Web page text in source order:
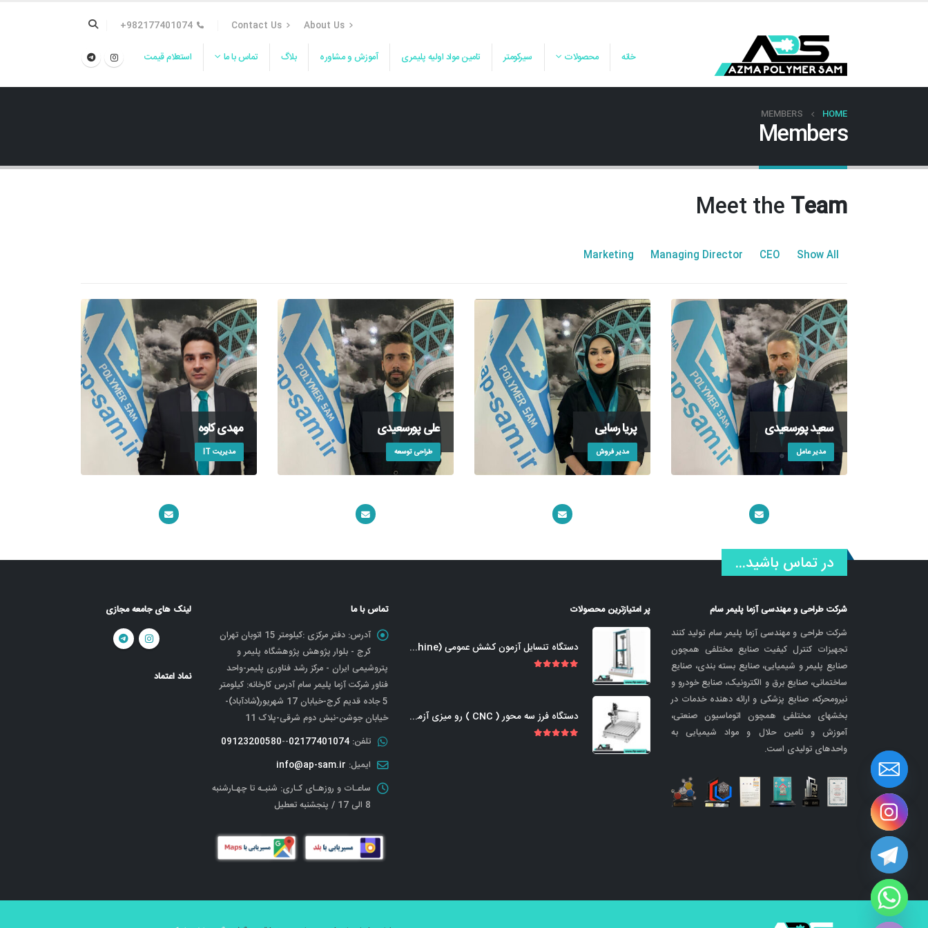
About Us
Contact Us
982177401074+
خانه محصولات سیرکومتر تامین مواد اولیه پلیمری آموزش و مشاوره بلاگ تماس با ما استعلام قیمت
HOME
MEMBERS
Members
Meet theTeam
Show All
CEO
Managing Director
Marketing
سعید پورسعیدی
مدیر عامل
پریا رسایی
مدیر فروش
علی پورسعیدی
طراحی توسعه
مهدی کاوه
مدیریت IT
در تماس باشید...
شرکت طراحی و مهندسی آزما پلیمر سام
شرکت طراحی و مهندسی آزما پلیمر سام تولید کنند
تجهیزات کنترل کیفیت صنایع مختلفی همچون
صنایع پلیمر و شیمیایی، صنایع بسته بندی، صنایع
ساختمانی، صنایع برق و الکترونیک، صنایع خودرو و
نیرومحرکه، صنایع پزشکی و ارائه دهنده خدمات در
بخشهای مختلفی همچون اتوماسیون صنعتی،
آموزش و تامین حلال و مواد شیمیایی به
واحدهای تولیدی است.
پر امتیازترین محصولات
دستگاه تنسایل آزمون کشش عمومی (Universal Tensile Testing Machine)
دستگاه فرز سه محور ( CNC ) رو میزی آزمایشگاهی-صنعتی
تماس با ما
آدرس:
دفتر مرکزی :کیلومتر 15 اتوبان تهران
کرج - بلوار پژوهش پژوهشگاه پلیمر و
پتروشیمی ایران - مرکز رشد فناوری پلیمر-واحد
فناور شرکت آزما پلیمر سام آدرس کارخانه: کیلومتر
5 جاده قدیم کرج-خیابان 17 شهریور(شادآباد)-
خیابان جوشن-نبش دوم شرقی-پلاک 11
تلفن: 02177401074
--
09123200580
ایمیل: info@ap-sam.ir
ساعـات و روزهـای کـاری: شنبـه تا چهـارشنبه
8 الی 17 / پنجشنبه تعطیل
لینک های جامعه مجازی
نماد اعتماد
Hide